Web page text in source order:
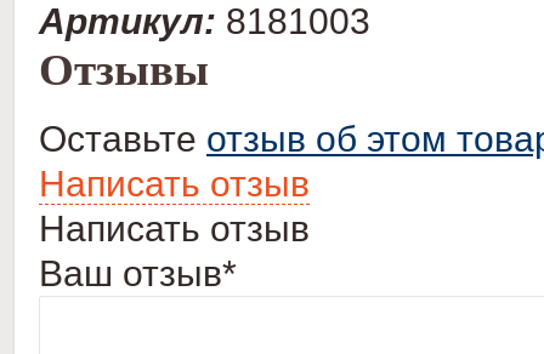
Артикул: 8181003
Отзывы
Оставьте отзыв об этом
Написать отзыв
Написать отзыв
Ваш отзыв*